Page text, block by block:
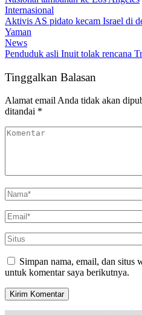
Internasional
Aktivis AS pidato kecam Israel di
Yaman
News
Penduduk asli Inuit tolak rencana
Tinggalkan Balasan
Alamat email Anda tidak akan
ditandai *
Simpan nama, email, dan situs
untuk komentar saya berikutnya.